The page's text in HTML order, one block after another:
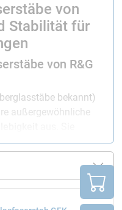
von
Stabilität für
von R&G
bekannt)
außergewöhnliche
Kunststoff (GFK),
Verbundmaterial.
Größen